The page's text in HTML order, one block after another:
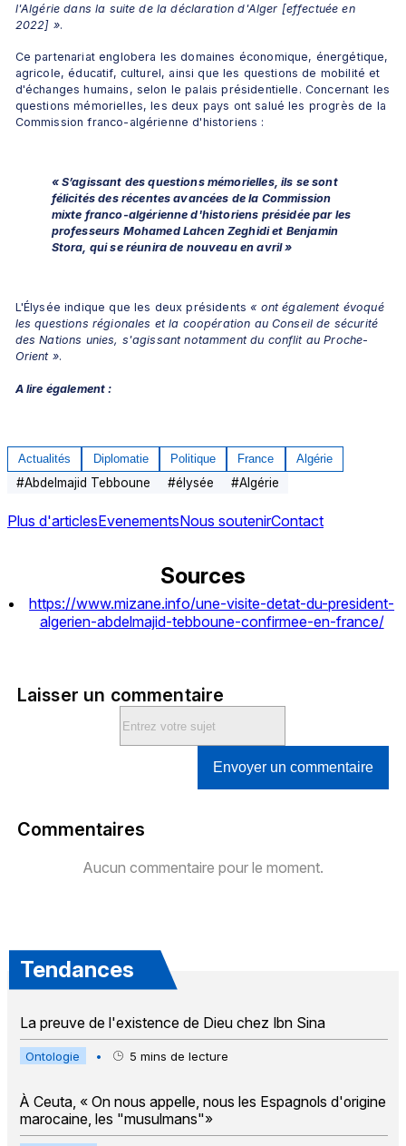
l'Algérie dans la suite de la déclaration d'Alger [effectuée en
2022] ».
Ce partenariat englobera les domaines économique, énergétique,
agricole, éducatif, culturel, ainsi que les questions de mobilité et
d'échanges humains, selon le palais présidentielle. Concernant les
questions mémorielles, les deux pays ont salué les progrès de la
Commission franco-algérienne d'historiens :
« S’agissant des questions mémorielles, ils se sont
félicités des récentes avancées de la Commission
mixte franco-algérienne d'historiens présidée par les
professeurs Mohamed Lahcen Zeghidi et Benjamin
Stora, qui se réunira de nouveau en avril »
L'Élysée indique que les deux présidents « ont également évoqué
les questions régionales et la coopération au Conseil de sécurité
des Nations unies, s'agissant notamment du conflit au Proche-
Orient ».
A lire également :
Actualités Diplomatie Politique France Algérie
#Abdelmajid Tebboune #élysée #Algérie
Plus d'articlesEvenementsNous soutenirContact
Sources
https://www.mizane.info/une-visite-detat-du-president-
algerien-abdelmajid-tebboune-confirmee-en-france/
Laisser un commentaire
Envoyer un commentaire
Commentaires
Aucun commentaire pour le moment.
Tendances
La preuve de l'existence de Dieu chez Ibn Sina
Ontologie • 5 mins de lecture
À Ceuta, « On nous appelle, nous les Espagnols d'origine
marocaine, les "musulmans"»